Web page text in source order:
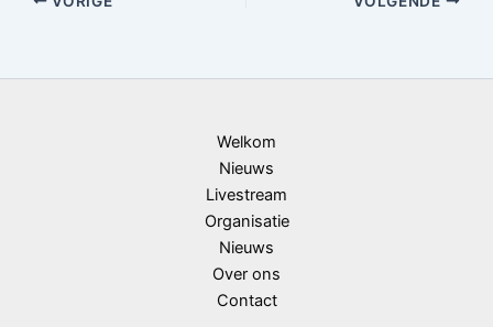
Welkom
Nieuws
Livestream
Organisatie
Nieuws
Over ons
Contact